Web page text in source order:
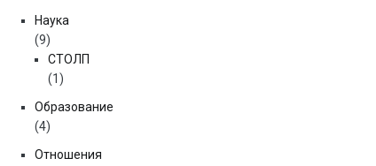
Наука
(9)
СТОЛП
(1)
Образование
(4)
Отношения